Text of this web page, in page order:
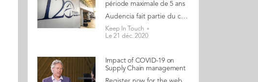
période maximale de 5 ans
Audencia fait partie du cercle très fermé des business schools bénéficiant à ce jour de la triple accréditation EQUIS, AACSB et AMBA, gage de son engagement pour un enseignement d’excellence. Elle obtient en cette fin d’année une double ré-accréditation EQUIS et AMBA, pour les 5 prochaines années. En cette fin d’année 2020, Audencia obtient le renouvellement de ses accréditations EQUIS et AMBA pour la durée maximale de 5 ans, avant la décision de l’AACSB attendue début 2021. Dans le cadre de l’audit AMBA, les auditeurs en charge de l’évaluation de l’Ecole ont salué : Le positionnement stratégique et structurant de la Responsabilité Sociétale des Entreprises (RSE), qui fait partie de l’ADN de l’école et impacte à la fois la recherche et les enseignements à Audencia La très grande qualité du Programme Grande Ecole, confirmée chaque année par la formation d’étudiants dont les profils sont plébiscités sur le marché du travail L’attractivité de l’établissement auprès d’excellents étudiants et sa capacité à les fidéliser en tant qu’Alumni Les partenariats de qualité noués à l’international avec de grandes institutions comme Boston University et Tecnológico de Monterrey Le développement d’outils digitaux internes pour soutenir l’acquisition des compétences et « l’expérience » étudiante, grâce notamment à « Tomorrow ». La proximité et la disponibilité des salariés administratifs et des professeurs de l’école au service des étudiants. Les auditeurs d’EQUIS ont quant à eux apprécié le développement global d’Audencia, en soulignant en particulier: Le développement remarquable réalisé par l’école via le plan stratégique #Audencia2020 ainsi que la cohérence dans sa mise en œuvre La pertinence des 3 valeurs d’Audencia (Coopération, Responsabilité, Innovation), incarnées dans les programmes et la stratégie de l’école L’attention portée aux enjeux économiques et sociaux, la RSE intégrée au cœur de toutes les activités d’Audencia Le développement du corps professoral, la multiplication des programmes (notamment l’intégration du Bachelor et du DBA ces derniers années) Le développement fort de la recherche, en terme de nombre et de qualité d’articles publiés La stratégie de développement continue à l’international marquée par des partenariats stratégiques de qualité et le développement des effectifs des étudiants internationaux Le développement de l’Executive Education et son ancrage solide dans le monde de l’entreprise. Les auditeurs d’EQUIS ont également mis en avant un domaine d’excellence pour Audencia qui est relatif à la façon dont l’Ecole a su mettre en œuvre et concrétiser en matière de formation et de recherche son orientation stratégique vers l’hybridation des compétences et la multidisciplinarité. « Le renouvellement de ces deux accréditations récompense la qualité du travail qui a été réalisé par les équipes de l’Ecole ces 5 dernières années, précise Christophe Germain. Elle constitue un formidable tremplin au moment où nous nous apprêtons à lancer notre plan stratégique. Au-delà du résultat, la préparation de ces audits, les échanges avec les auditeurs, l’analyse des retours qui s’est ensuivie, ont constitué autant de moments de prise de recul, d’interrogations et de conseils qui nous ont été très utiles dans notre réflexion pour envisager les développements futurs d’Audencia. Les processus de ré-accréditations sont certes des temps d’évaluation, mais ils contribuent également en cela à l’amélioration et au progrès des Ecoles de management »
Keep In Touch
Le 21 déc. 2020
Impact of COVID-19 on
Supply Chain management